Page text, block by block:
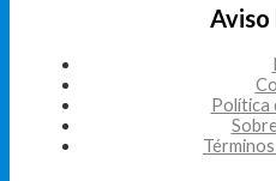
Aviso
Política